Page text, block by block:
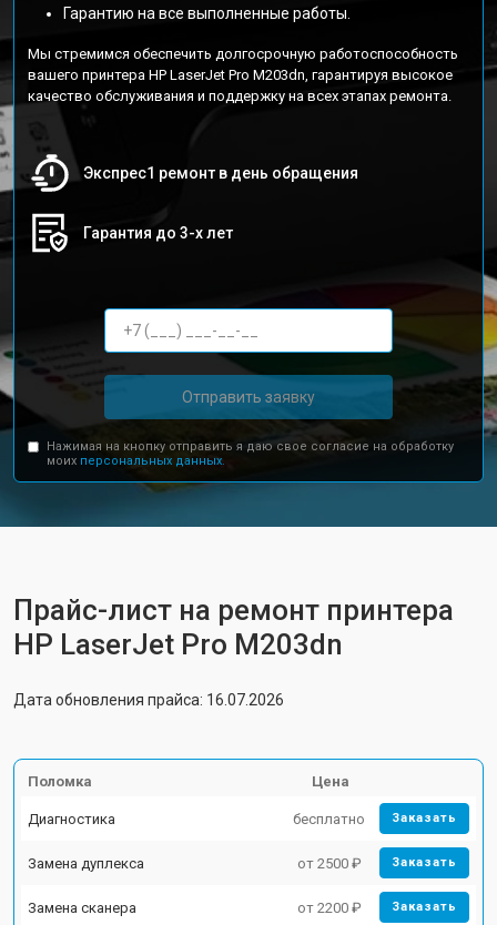
Гарантию на все выполненные работы.
Мы стремимся обеспечить долгосрочную работоспособность
вашего принтера HP LaserJet Pro M203dn, гарантируя высокое
качество обслуживания и поддержку на всех этапах ремонта.
Экспрес1 ремонт в день обращения
Гарантия до 3-х лет
Отправить заявку
Нажимая на кнопку отправить я даю свое согласие на обработку
моих персональных данных.
Прайс-лист на ремонт принтера
HP LaserJet Pro M203dn
Дата обновления прайса: 16.07.2026
Поломка Цена
Диагностика бесплатно Заказать
Замена дуплекса от 2500 ₽ Заказать
Замена сканера от 2200 ₽ Заказать